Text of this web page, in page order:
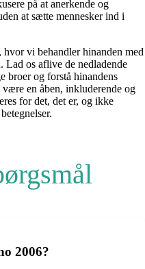
på at anerkende og
at sætte mennesker ind i
hvor vi behandler hinanden med
os aflive de nedladende
broer og forstå hinandens
en åben, inkluderende og
for det, det er, og ikke
2006?